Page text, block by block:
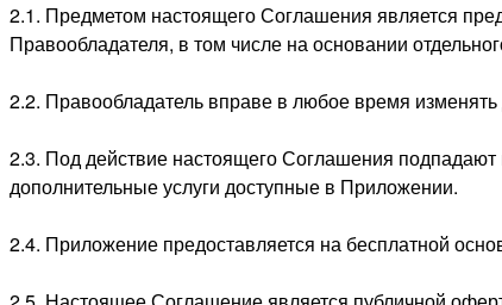
2.1. Предметом настоящего Соглашения является
Правообладателя, в том числе на основании
2.2. Правообладатель вправе в любое время
2.3. Под действие настоящего Соглашения
дополнительные услуги доступные в Приложении.
2.4. Приложение предоставляется на бесплатной